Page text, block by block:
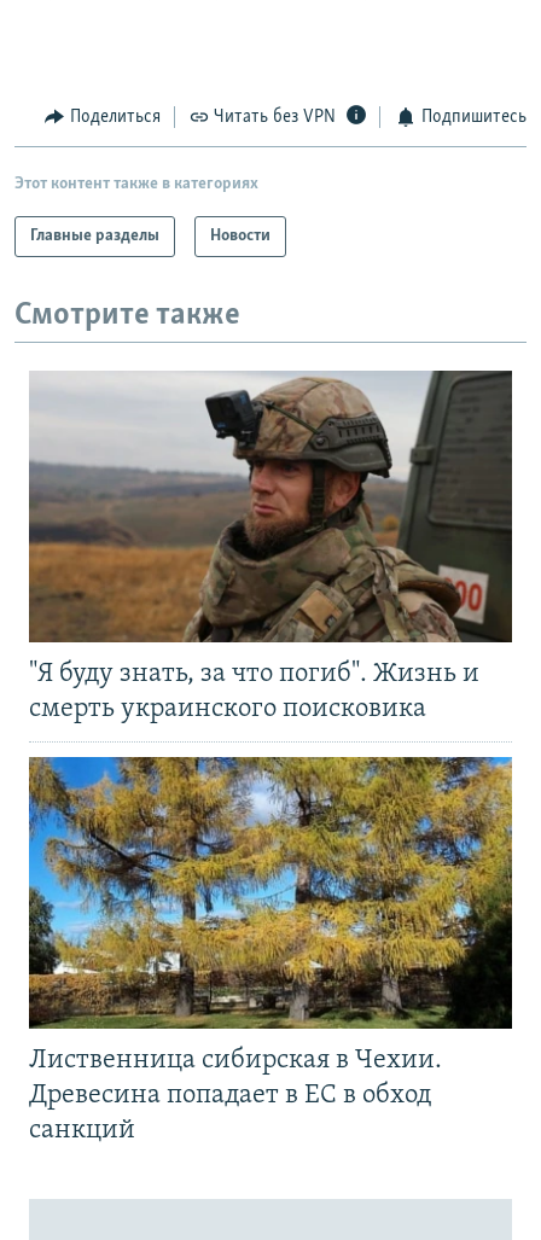
Все сайты РСЕ/РС
Поделиться Читать без VPN Подпишитесь
Этот контент также в категориях
Главные разделы Новости
Смотрите также
"Я буду знать, за что погиб". Жизнь и
смерть украинского поисковика
Лиственница сибирская в Чехии.
Древесина попадает в ЕС в обход
санкций